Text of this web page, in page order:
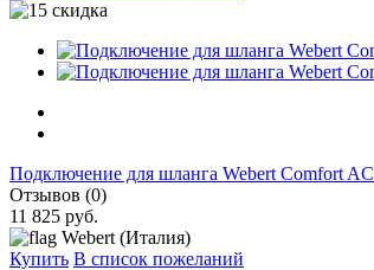
Подключение для шланга Webert Comfort
Отзывов (0)
11 825 руб.
Webert (Италия)
Купить В список пожеланий